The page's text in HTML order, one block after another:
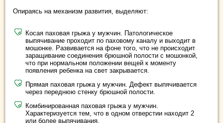
Опираясь на механизм развития, выделяют:
Косая паховая грыжа у мужчин. Патологическое
выпячивание проходит по паховому каналу и выходит в
мошонке. Развивается на фоне того, что не происходит
заращивание соединения брюшной полости с мошонкой,
что при нормальном положении вещей к моменту
появления ребенка на свет закрывается.
Прямая паховая грыжа у мужчин. Дефект выпячивается
через переднюю стенку брюшной полости.
Комбинированная паховая грыжа у мужчин.
Характеризуется тем, что в одном отверстии находит 2
или более выпячивания.